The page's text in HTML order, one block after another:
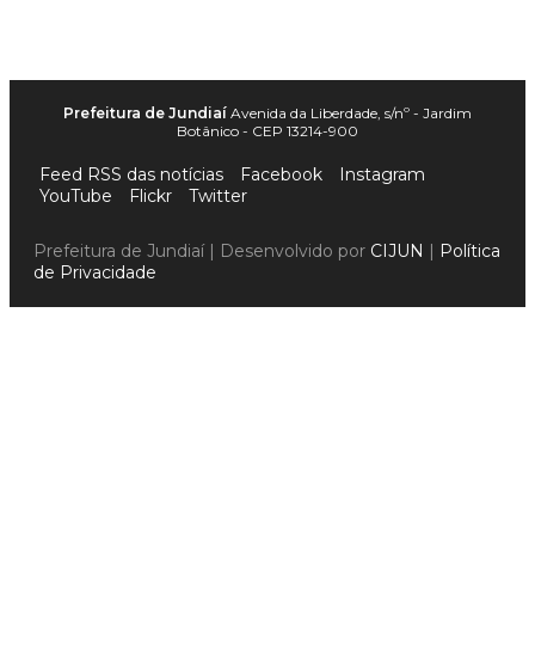
Prefeitura de Jundiaí Avenida da Liberdade, s/nº - Jardim
Botânico - CEP 13214-900
Feed RSS das notícias Facebook
Instagram
YouTube
Flickr Twitter
Prefeitura de Jundiaí | Desenvolvido por CIJUN | Política
de Privacidade